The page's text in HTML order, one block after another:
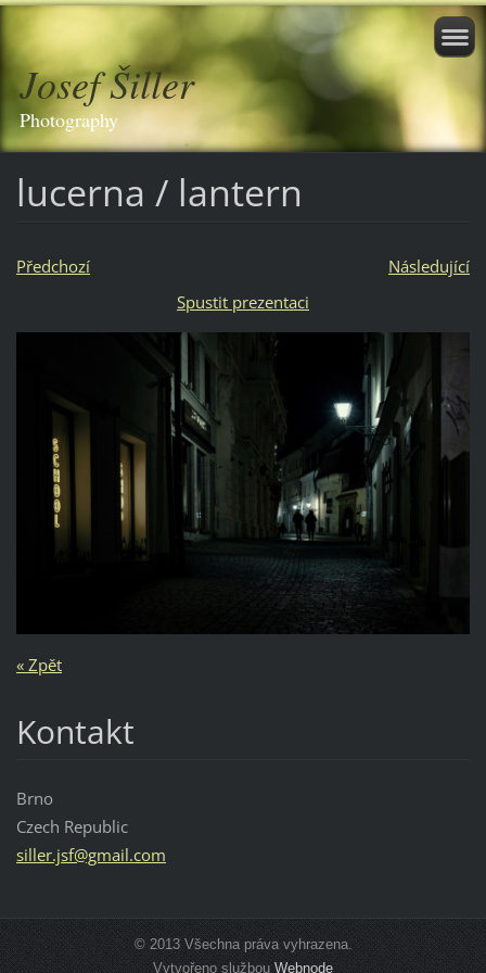
Josef Šiller
Photography
lucerna / lantern
Předchozí
Následující
Spustit prezentaci
« Zpět
Kontakt
Brno
Czech Republic
siller.jsf@gmail.com
© 2013 Všechna práva vyhrazena.
Vytvořeno službouWebnode